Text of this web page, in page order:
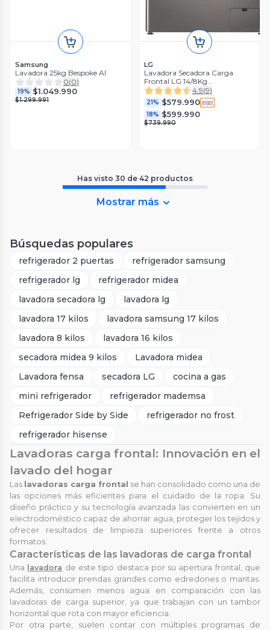
Samsung
Lavadora 25kg Bespoke AI
0(0)
19% $1.049.990
$1.299.991
LG
Lavadora Secadora Carga
Frontal LG 14/8Kg
WD14VVC4S6C con AIDD™ y
Steam
4.9(9)
21% $579.990
18% $599.990
$739.990
Has visto 30 de 42 productos
Mostrar más
Búsquedas populares
refrigerador 2 puertas
refrigerador samsung
refrigerador lg
refrigerador midea
lavadora secadora lg
lavadora lg
lavadora 17 kilos
lavadora samsung 17 kilos
lavadora 8 kilos
lavadora 16 kilos
secadora midea 9 kilos
Lavadora midea
Lavadora fensa
secadora LG
cocina a gas
mini refrigerador
refrigerador mademsa
Refrigerador Side by Side
refrigerador no frost
refrigerador hisense
Lavadoras carga frontal: Innovación en el
lavado del hogar
Las lavadoras carga frontal se han consolidado como una de
las opciones más eficientes para el cuidado de la ropa. Su
diseño práctico y su tecnología avanzada las convierten en un
electrodoméstico capaz de ahorrar agua, proteger los tejidos y
ofrecer resultados de limpieza superiores frente a otros
formatos.
Características de las lavadoras de carga frontal
Una lavadora de este tipo destaca por su apertura frontal, que
facilita introducir prendas grandes como edredones o mantas.
Además, consumen menos agua en comparación con las
lavadoras de carga superior, ya que trabajan con un tambor
horizontal que rota con mayor eficiencia.
Por otra parte, suelen contar con múltiples programas de